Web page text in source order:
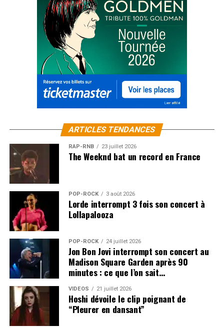
ARTICLES TENDANCES
RAP-RNB 23 juillet 2026
The Weeknd bat un record en France
POP-ROCK 3 août 2026
Lorde interrompt 3 fois son concert à
Lollapalooza
POP-ROCK 24 juillet 2026
Jon Bon Jovi interrompt son concert au
Madison Square Garden après 90
minutes : ce que l’on sait…
VIDEOS 21 juillet 2026
Hoshi dévoile le clip poignant de
“Pleurer en dansant”